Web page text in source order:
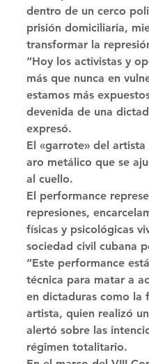
dentro de un cerco
prisión domiciliaria,
transformar la
“Hoy los activistas y
más que nunca en
estamos más
devenida de una
expresó.
El «garrote» del
aro metálico que se
al cuello.
El performance
represiones,
físicas y psicológicas
sociedad civil cubana
“Este performance
técnica para matar a
en dictaduras como la
artista, quien realizó
alertó sobre las
régimen totalitario.